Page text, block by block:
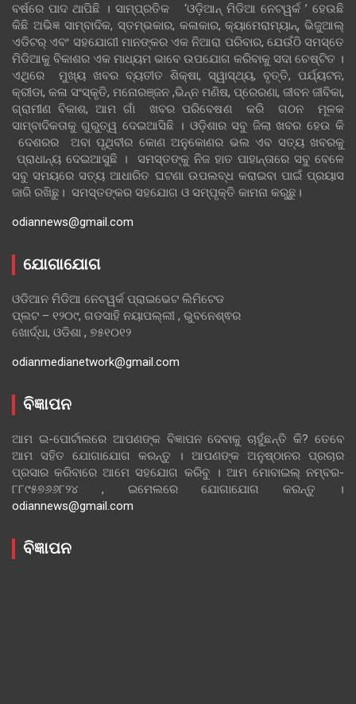
ବର୍ଷରେ ପାଦ ଥାପିଛି । ସାମ୍ପ୍ରତିକ ‘ଓଡ଼ିଆନ୍‍ ମିଡିଆ ନେଟୱର୍କ ’ ହେଉଛି
କିଛି ଅଭିଜ୍ଞ ସାମ୍ବାଦିକ, ସ୍ତମ୍ଭକାର, କଳାକାର, କ୍ୟାମେରାମ୍ୟାନ୍, ଭିଜୁଆଲ୍
ଏଡିଟର୍ ଏବଂ ସହଯୋଗୀ ମାନଙ୍କର ଏକ ନିଆରା ପରିବାର, ଯେଉଁଠି ସମସ୍ତେ
ମିଡିଆକୁ ବିକାଶର ଏକ ମାଧ୍ୟମ ଭାବେ ଉପଯୋଗ କରିବାକୁ ସଦା ଚେଷ୍ଟିତ ।
ଏଥିରେ ମୁଖ୍ୟ ଖବର ବ୍ୟତୀତ ଶିକ୍ଷା, ସ୍ୱାସ୍ଥ୍ୟ, ବୃତ୍ତି, ପର୍ଯ୍ୟଟନ,
କ୍ରୀଡା, କଳା ସଂସ୍କୃତି, ମନୋରଞ୍ଜନ ,ଭିନ୍ନ ମଣିଷ, ପ୍ରେରଣା, ଜୀବନ ଜୀବିକା,
ଗ୍ରାମୀଣ ବିକାଶ, ଆମ ଗାଁ ଖବର ପରିବେଷଣ କରି ଗଠନ ମୂଳକ
ସାମ୍ବାଦିକତାକୁ ଗୁରୁତ୍ୱ ଦେଇଆସିଛି । ଓଡ଼ିଶାର ସବୁ ଜିଲା ଖବର ହେଉ କି
ଦେଶରର ଅବା ପୃଥିବୀର କୋଣ ଅନୁକୋଣର ଭଲ ଏବ ସତ୍ୟ ଖବରକୁ
ପ୍ରାଧାନ୍ୟ ଦେଇଆସୁଛି । ସମସ୍ତଙ୍କୁ ନିଜ ହାତ ପାହାନ୍ତାରେ ସବୁ ବେଳେ
ସବୁ ସମୟରେ ସତ୍ୟ ଆଧାରିତ ଘଟଣା ଉପଲବ୍ଧ କରାଇବା ପାଇଁ ପ୍ରୟାସ
ଜାରି ରଖିଛୁ। ସମସ୍ତଙ୍କର ସହଯୋଗ ଓ ସମ୍ପୃକ୍ତି କାମନା କରୁଛୁ।
odiannews@gmail.com
ଯୋଗାଯୋଗ
ଓଡିଆନ ମିଡିଆ ନେଟୱର୍କ ପ୍ରାଇଭେଟ ଲିମିଟେଡ
ପ୍ଲଟ – ୧୨୦୯, ଗଡସାହି ନୟାପଲ୍ଲୀ , ଭୁବନେଶ୍ଵର
ଖୋର୍ଦ୍ଧା, ଓଡିଶା , ୭୫୧୦୧୨
odianmedianetwork@gmail.com
ବିଜ୍ଞାପନ
ଆମ ଇ-ପୋର୍ଟାଲରେ ଆପଣଙ୍କ ବିଜ୍ଞାପନ ଦେବାକୁ ଚାହୁଁଛନ୍ତି କି? ତେବେ
ଆମ ସହିତ ଯୋଗାଯୋଗ କରନ୍ତୁ । ଆପଣଙ୍କ ଅନୁଷ୍ଠାନର ପ୍ରଚାର
ପ୍ରସାର କରିବାରେ ଆମେ ସହଯୋଗ କରିବୁ । ଆମ ମୋବାଇଲ୍ ନମ୍ବର-
୮୮୯୫୭୬୬୮୨୪ , ଇମେଲରେ ଯୋଗାଯୋଗ କରନ୍ତୁ ।
odiannews@gmail.com
ବିଜ୍ଞାପନ